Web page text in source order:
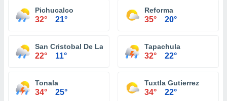
Pichucalco
32° 21°
Reforma
35° 20°
San Cristobal De Las Casas
22° 11°
Tapachula
32° 22°
Tonala
34° 25°
Tuxtla Gutierrez
34° 22°